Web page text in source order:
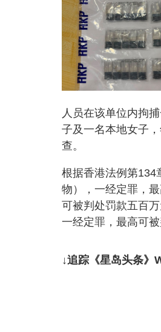
人员在该单位内拘
子及一名本地女子
查。
根据香港法例第134
物），一经定罪，
可被判处罚款五百
一经定罪，最高可
↓追踪《星岛头条》